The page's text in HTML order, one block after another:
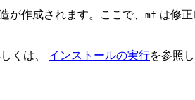
が作成されます。ここで、 mf は修
くは、 インストールの実行を参照